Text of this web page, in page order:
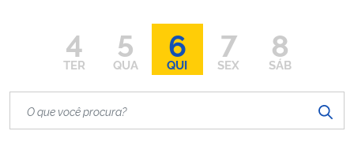
4
TER
5
QUA
6
QUI
7
SEX
8
SÁB